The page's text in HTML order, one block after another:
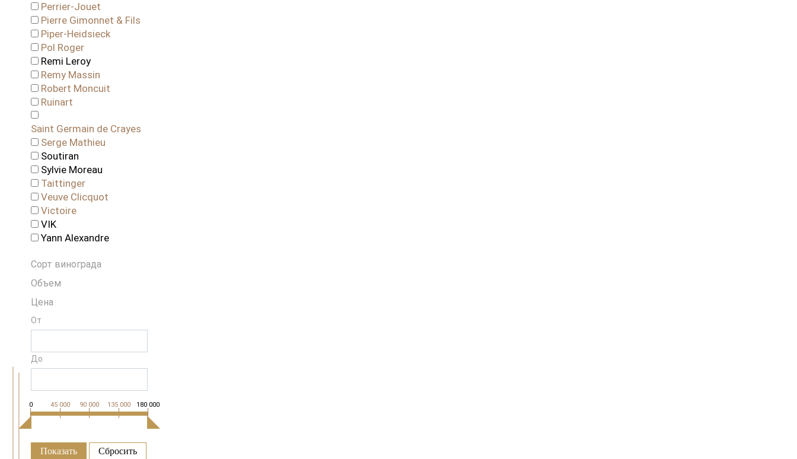
Perrier-Jouet
Pierre Gimonnet & Fils
Piper-Heidsieck
Pol Roger
Remi Leroy
Remy Massin
Robert Moncuit
Ruinart
Saint Germain de Crayes
Serge Mathieu
Soutiran
Sylvie Moreau
Taittinger
Veuve Clicquot
Victoire
VIK
Yann Alexandre
Сорт винограда
Объем
Цена
От
До
0 45 000 90 000 135 000 180 000